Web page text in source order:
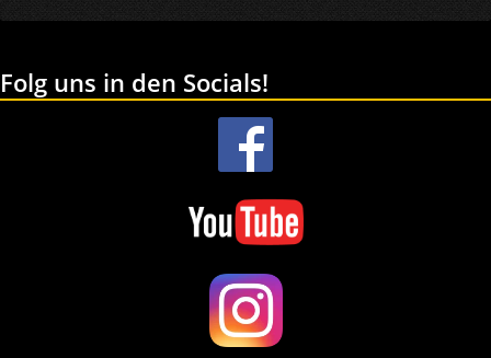
Folg uns in den Socials!